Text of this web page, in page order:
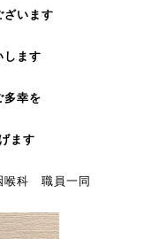
ざいます
します
多幸を
ます
喉科 職員一同